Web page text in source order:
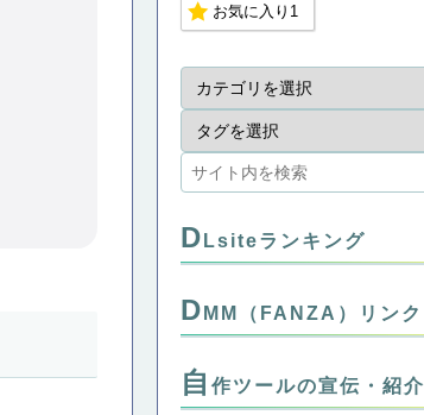
お気に入り 1
D Lsiteランキング
D MM（FANZA）リンク
自 作ツールの宣伝・紹介